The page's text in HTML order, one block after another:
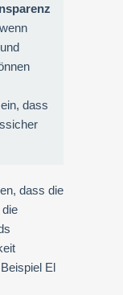
dass
dass die
El